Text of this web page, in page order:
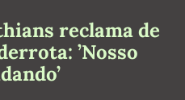
reclama de
’Nosso